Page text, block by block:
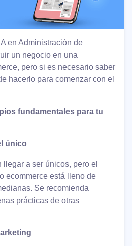
en Administración de
un negocio en una
pero si es necesario saber
hacerlo para comenzar con el
fundamentales para tu
único
llegar a ser únicos, pero el
ecommerce está lleno de
Se recomienda
prácticas de otras